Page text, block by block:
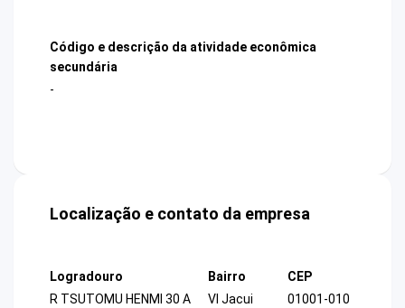
Código e descrição da atividade econômica
secundária
-
Localização e contato da empresa
Logradouro
R TSUTOMU HENMI 30 A
Bairro
Vl Jacui
CEP
01001-010